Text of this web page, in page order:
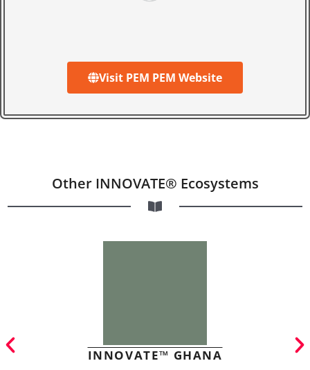
Visit PEM PEM Website
Other INNOVATE® Ecosystems
INNOVATE™ GHANA